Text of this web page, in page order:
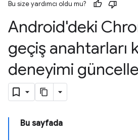
Bu size yardımcı oldu mu?
Android'deki
geçiş anahtarları
deneyimi
Bu sayfada